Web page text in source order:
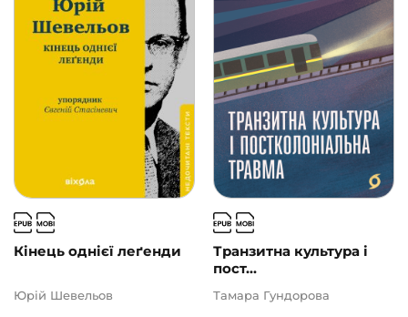
Кінець однієї леґенди
Юрій Шевельов
Транзитна культура і
пост...
Тамара Гундорова